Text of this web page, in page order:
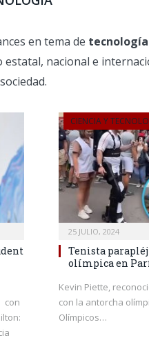
en tema de
estatal, nacional e
con
CIENCIA Y
25 JULIO, 2024
Tenista
olímpica en
Kevin Piette,
con la antorcha
Olímpicos…